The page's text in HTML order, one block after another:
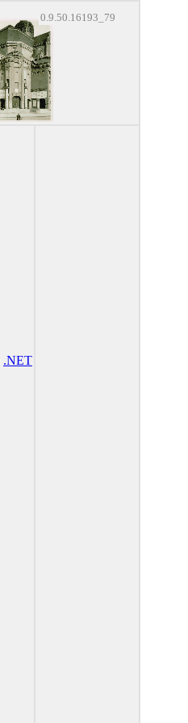
0.9.50.16193_79
.NET